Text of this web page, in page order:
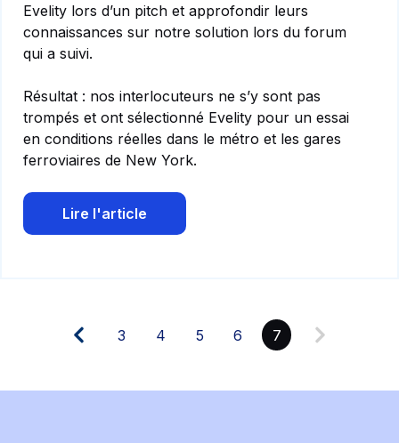
Evelity lors d’un pitch et approfondir leurs
connaissances sur notre solution lors du forum
qui a suivi.
Résultat : nos interlocuteurs ne s’y sont pas
trompés et ont sélectionné Evelity pour un essai
en conditions réelles dans le métro et les gares
ferroviaires de New York.
Lire l'article
3 4 5 6 7